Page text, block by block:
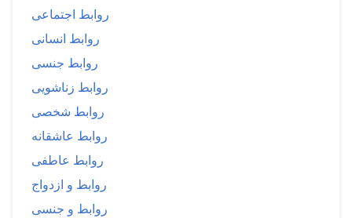
روابط اجتماعی
روابط انسانی
روابط جنسی
روابط زناشویی
روابط شخصی
روابط عاشقانه
روابط عاطفی
روابط و ازدواج
روابط و جنسی